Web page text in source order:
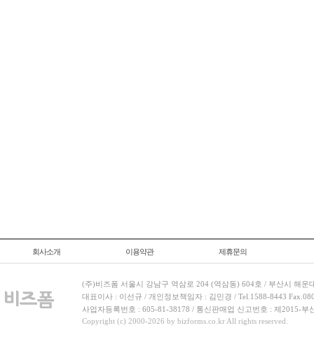
회사소개 이용약관 제휴문의
(주)비즈폼 서울시 강남구 역삼로 204 (역삼동) 604호 / 부산시 해운
대표이사 : 이선규 / 개인정보책임자 : 김민경 / Tel.1588-8443
사업자등록번호 : 605-81-38178 / 통신판매업 신고번호 : 제2015-부
Copyright (c) 2000-2026 by bizforms.co.kr All rights reserved.